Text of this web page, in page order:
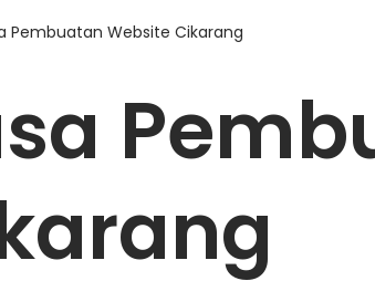
Pembuatan Website Cikarang